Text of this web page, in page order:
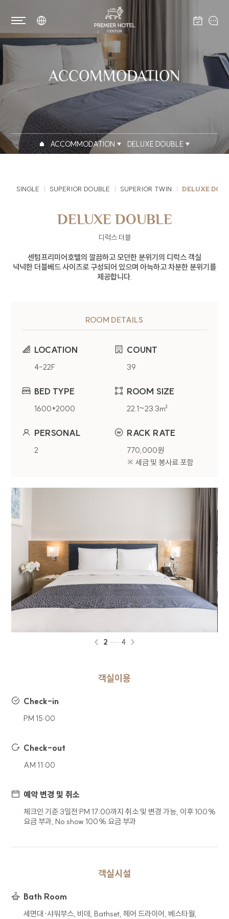
ACCOMMODATION
ACCOMMODATION DELUXE DOUBLE
SINGLE SUPERIOR DOUBLE SUPERIOR TWIN DELUXE
DELUXE DOUBLE
디럭스 더블
센텀프리미어호텔의 깔끔하고 모던한 분위기의 디럭스 객실
넉넉한 더블베드 사이즈로 구성되어 있으며 아늑하고 차분한 분위기를
제공합니다.
ROOM DETAILS
LOCATION
4-22F
COUNT
39
BED TYPE
1600*2000
ROOM SIZE
22.1~23.3㎡
PERSONAL
2
RACK RATE
770,000원
※ 세금 및 봉사료 포함
3 4
객실이용
Check-in
PM 15:00
Check-out
AM 11:00
예약 변경 및 취소
체크인 기준 3일전 PM 17:00까지 취소 및 변경 가능, 이후 100%
요금 부과, No show 100% 요금 부과
객실시설
Bath Room
세면대∙샤워부스, 비데, Bathset, 헤어 드라이어, 베스타월,
CENTUM PREMIER HOTEL(이하 회사)는
서비스 제공시 개인정보보호법령에 따라 이용자의
개인정보 보호 및 권익을 보호하고 이용자의 고충을
원활하게 처리할 수 있도록 다음과 같은 처리방침을
1. 개인정보 수집에 대한 동의
회사는 이용자가 개별 서비스 신청시 개인정보 수집
이용자는 동의를 거부할 수 있으며 동의를 거부하는
회사가 이용자의 개인정보를 수집 및 이용하는
목적은 다음과 같습니다.
구분 이용목적
문의
온라인 문의에 따른 의사 확인 및 본인
식별, 서비스 부정이용 방지, 각종
회사는 기본적인 서비스 제공을 위한 필수 정보만을
않더라도 서비스 이용이 제한되지 않습니다. 회사는
수집한 정보를 이용 목적 외의 목적으로 사용하지
구분
문의
회사는 홈페이지를 통한 이용자의 각 신청서 작성을
통해 개인정보를 수집합니다.
보유합니다. 단, 관계법령의 규정에 따라 개인정보를
이때 보유되는 개인정보의 열람 및 이용은 해당